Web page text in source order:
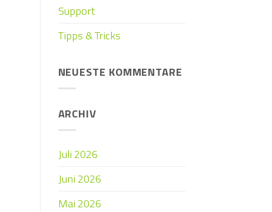
Support
Tipps & Tricks
NEUESTE KOMMENTARE
ARCHIV
Juli 2026
Juni 2026
Mai 2026